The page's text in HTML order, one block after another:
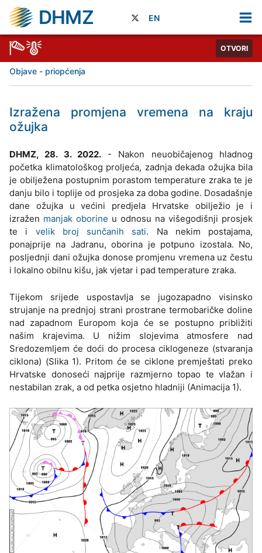
DHMZ EN
OTVORI
Objave - priopćenja
Izražena promjena vremena na kraju
ožujka
DHMZ, 28. 3. 2022.- Nakon neuobičajenog hladnog
početka klimatološkog proljeća, zadnja dekada ožujka bila
je obilježena postupnim porastom temperature zraka te je
danju bilo i toplije od prosjeka za doba godine. Dosadašnje
dane ožujka u većini predjela Hrvatske obilježio je i
izražen manjak oborine u odnosu na višegodišnji prosjek
te i velik broj sunčanih sati. Na nekim postajama,
ponajprije na Jadranu, oborina je potpuno izostala. No,
posljednji dani ožujka donose promjenu vremena uz čestu
i lokalno obilnu kišu, jak vjetar i pad temperature zraka.
Tijekom srijede uspostavlja se jugozapadno visinsko
strujanje na prednjoj strani prostrane termobaričke doline
nad zapadnom Europom koja će se postupno približiti
našim krajevima. U nižim slojevima atmosfere nad
Sredozemljem će doći do procesa ciklogeneze (stvaranja
ciklona) (Slika 1). Pritom će se ciklone premještati preko
Hrvatske donoseći najprije razmjerno topao te vlažan i
nestabilan zrak, a od petka osjetno hladniji (Animacija 1).